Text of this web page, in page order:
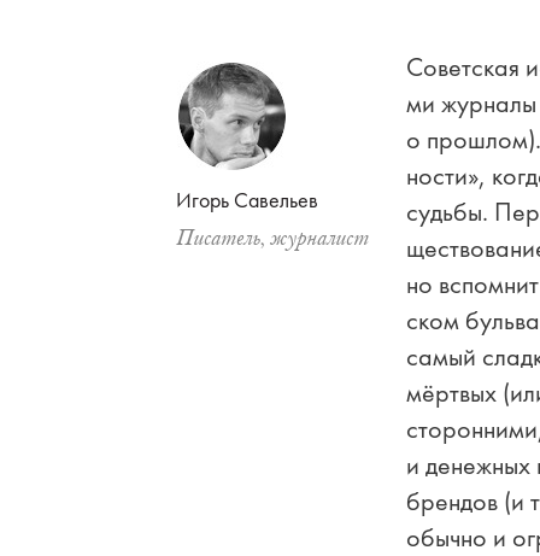
Игорь Са­ве­льев
Пи­са­тель, жур­на­лист
Со­вет­ская
ми
о
но­сти»,
судь­бы.
но
ском
са­мый
мёрт­вых
и де­неж­ных
брен­дов (и
обыч­но и